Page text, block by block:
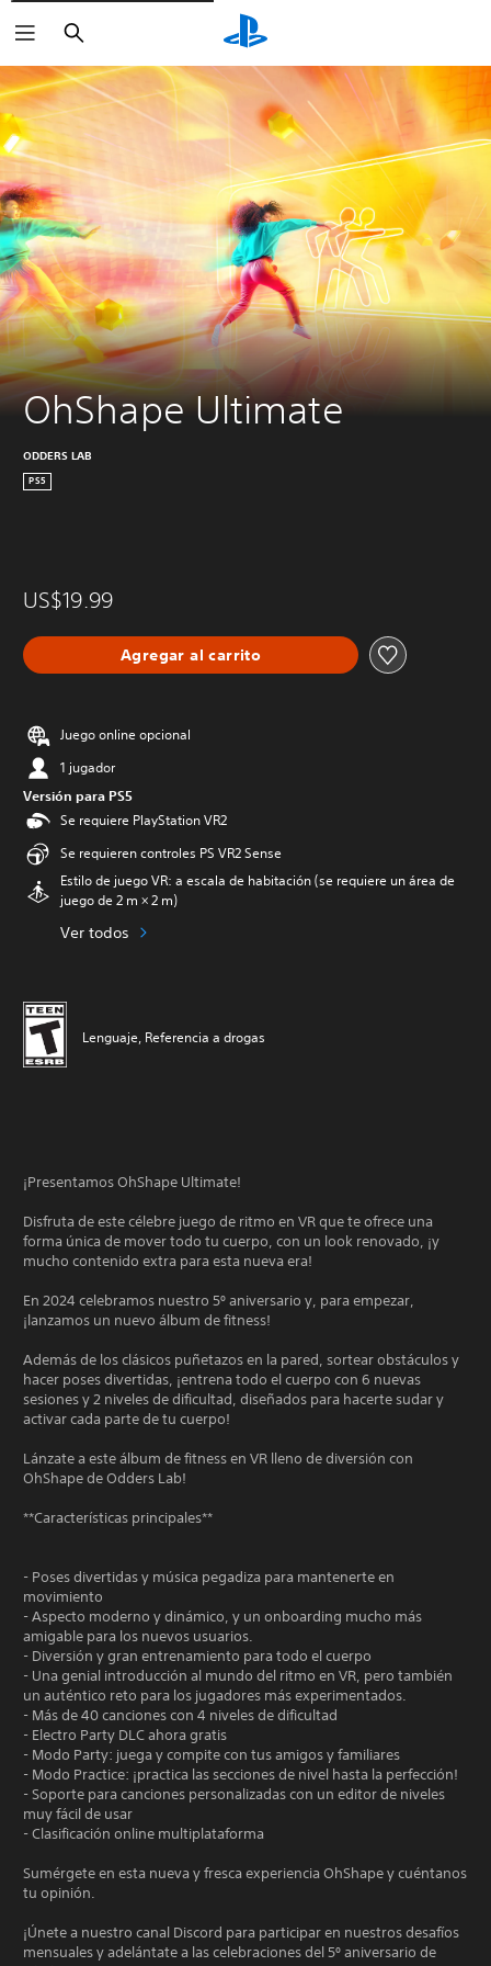
Buscar
OhShape Ultimate
ODDERS LAB
PS5
US$19.99
Agregar al carrito
Juego online opcional
1 jugador
Versión para PS5
Se requiere PlayStation VR2
Se requieren controles PS VR2 Sense
Estilo de juego VR: a escala de habitación (se requiere un área de
juego de 2 m × 2 m)
Ver todos
Lenguaje, Referencia a drogas
¡Presentamos OhShape Ultimate!
Disfruta de este célebre juego de ritmo en VR que te ofrece una
forma única de mover todo tu cuerpo, con un look renovado, ¡y
mucho contenido extra para esta nueva era!
En 2024 celebramos nuestro 5º aniversario y, para empezar,
¡lanzamos un nuevo álbum de fitness!
Además de los clásicos puñetazos en la pared, sortear obstáculos y
hacer poses divertidas, ¡entrena todo el cuerpo con 6 nuevas
sesiones y 2 niveles de dificultad, diseñados para hacerte sudar y
activar cada parte de tu cuerpo!
Lánzate a este álbum de fitness en VR lleno de diversión con
OhShape de Odders Lab!
**Características principales**
- Poses divertidas y música pegadiza para mantenerte en
movimiento
- Aspecto moderno y dinámico, y un onboarding mucho más
amigable para los nuevos usuarios.
- Diversión y gran entrenamiento para todo el cuerpo
- Una genial introducción al mundo del ritmo en VR, pero también
un auténtico reto para los jugadores más experimentados.
- Más de 40 canciones con 4 niveles de dificultad
- Electro Party DLC ahora gratis
- Modo Party: juega y compite con tus amigos y familiares
- Modo Practice: ¡practica las secciones de nivel hasta la perfección!
- Soporte para canciones personalizadas con un editor de niveles
muy fácil de usar
- Clasificación online multiplataforma
Sumérgete en esta nueva y fresca experiencia OhShape y cuéntanos
tu opinión.
¡Únete a nuestro canal Discord para participar en nuestros desafíos
mensuales y adelántate a las celebraciones del 5º aniversario de